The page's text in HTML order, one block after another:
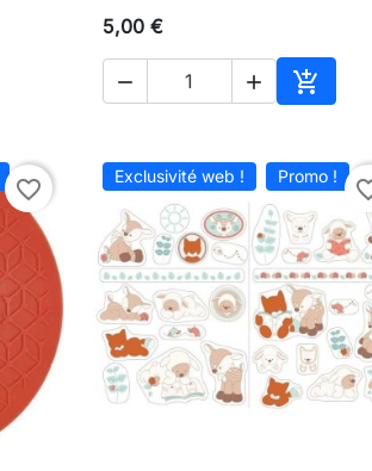
au panier
5,00 €
  
favorite_border Exclusivité web ! Promo !